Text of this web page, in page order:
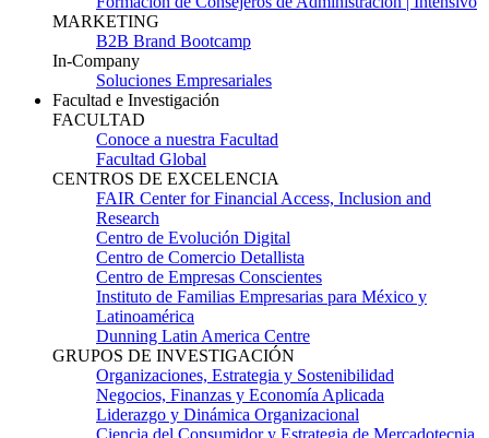
MARKETING
B2B Brand Bootcamp
In-Company
Soluciones Empresariales
Facultad e Investigación
FACULTAD
Conoce a nuestra Facultad
Facultad Global
CENTROS DE EXCELENCIA
FAIR Center for Financial Access, Inclusion and
Research
Centro de Evolución Digital
Centro de Comercio Detallista
Centro de Empresas Conscientes
Instituto de Familias Empresarias para México y
Latinoamérica
Dunning Latin America Centre
GRUPOS DE INVESTIGACIÓN
Organizaciones, Estrategia y Sostenibilidad
Negocios, Finanzas y Economía Aplicada
Liderazgo y Dinámica Organizacional
Ciencia del Consumidor y Estrategia de Mercadotecnia